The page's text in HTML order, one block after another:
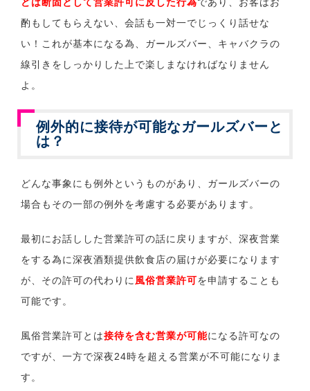
酌もしてもらえない、会話も一対一でじっくり話せな
い！これが基本になる為、ガールズバー、キャバクラの
線引きをしっかりした上で楽しまなければなりません
よ。
例外的に接待が可能なガールズバーと
は？
どんな事象にも例外というものがあり、ガールズバーの
場合もその一部の例外を考慮する必要があります。
最初にお話しした営業許可の話に戻りますが、深夜営業
をする為に深夜酒類提供飲食店の届けが必要になります
が、その許可の代わりに 風俗営業許可を申請することも
可能です。
風俗営業許可とは接待を含む営業が可能になる許可なの
ですが、一方で深夜24時を超える営業が不可能になりま
す。